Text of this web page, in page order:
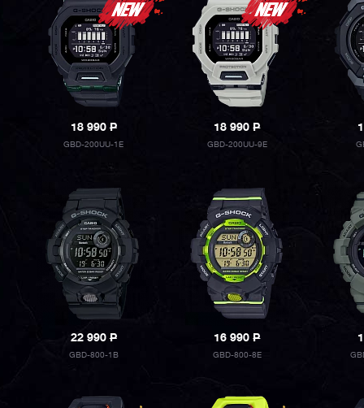
18 990P
GBD-200UU-1E
18 990P
GBD-200UU-9E
22 990P
GBD-800-1B
16 990P
GBD-800-8E